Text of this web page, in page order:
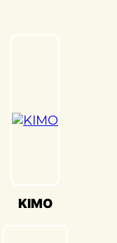
по окраске
KIMO